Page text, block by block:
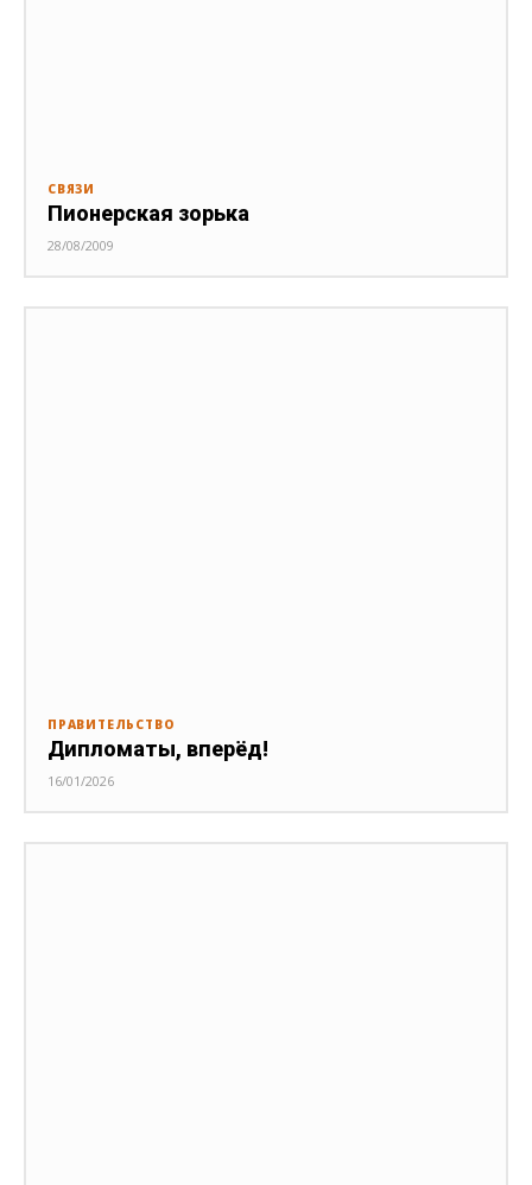
СВЯЗИ
Пионерская зорька
28/08/2009
ПРАВИТЕЛЬСТВО
Дипломаты, вперёд!
16/01/2026